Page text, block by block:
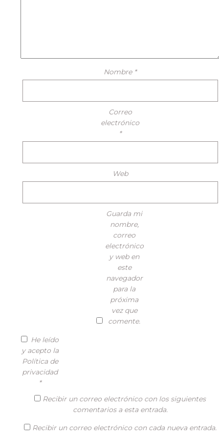
Nombre *
Correo
electrónico
*
Web
Guarda mi
nombre,
correo
electrónico
y web en
este
navegador
para la
próxima
vez que
comente.
He leído
y acepto la
Política de
privacidad
*
Recibir un correo electrónico con los siguientes
comentarios a esta entrada.
Recibir un correo electrónico con cada nueva entrada.